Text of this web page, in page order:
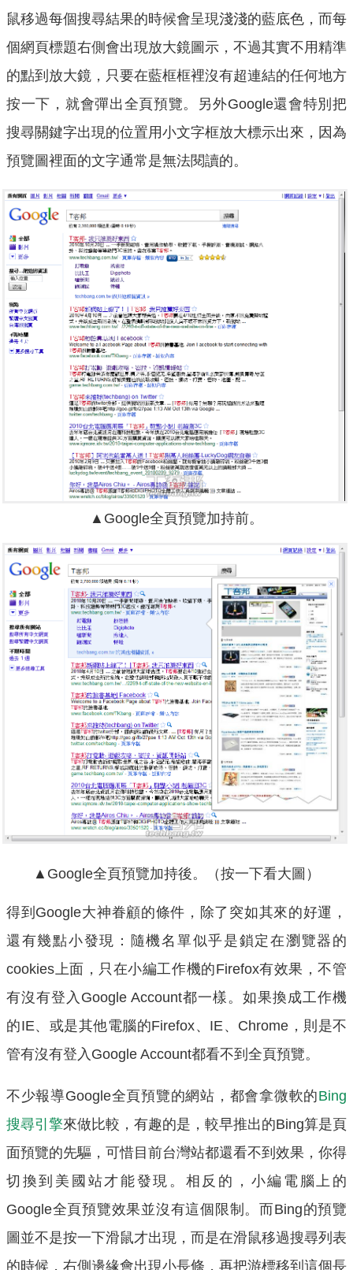
鼠移過每個搜尋結果的時候會呈現淺淺的藍底色，而每
個網頁標題右側會出現放大鏡圖示，不過其實不用精準
的點到放大鏡，只要在藍框框裡沒有超連結的任何地方
按一下，就會彈出全頁預覽。另外Google還會特別把
搜尋關鍵字出現的位置用小文字框放大標示出來，因為
預覽圖裡面的文字通常是無法閱讀的。
▲Google全頁預覽加持前。
▲Google全頁預覽加持後。（按一下看大圖）
得到Google大神眷顧的條件，除了突如其來的好運，
還有幾點小發現：隨機名單似乎是鎖定在瀏覽器的
cookies上面，只在小編工作機的Firefox有效果，不管
有沒有登入Google Account都一樣。如果換成工作機
的IE、或是其他電腦的Firefox、IE、Chrome，則是不
管有沒有登入Google Account都看不到全頁預覽。
不少報導Google全頁預覽的網站，都會拿微軟的Bing
搜尋引擎來做比較，有趣的是，較早推出的Bing算是頁
面預覽的先驅，可惜目前台灣站都還看不到效果，你得
切換到美國站才能發現。相反的，小編電腦上的
Google全頁預覽效果並沒有這個限制。而Bing的預覽
圖並不是按一下滑鼠才出現，而是在滑鼠移過搜尋列表
的時候，右側邊緣會出現小長條，再把游標移到這個長